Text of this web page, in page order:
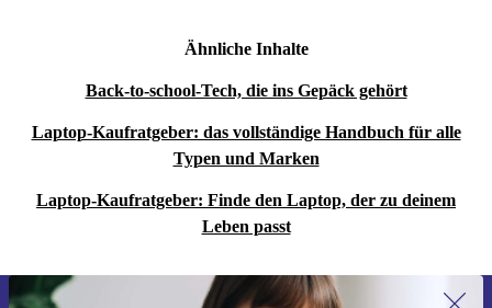
Ähnliche Inhalte
Back-to-school-Tech, die ins Gepäck gehört
Laptop-Kaufratgeber: das vollständige Handbuch für alle
Typen und Marken
Laptop-Kaufratgeber: Finde den Laptop, der zu deinem
Leben passt